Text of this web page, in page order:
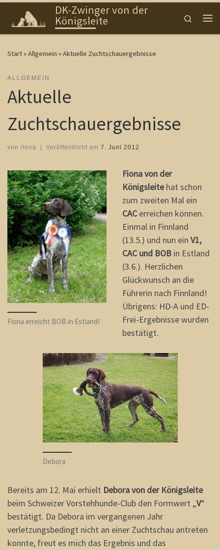
Zum Inhalt springenDK-Zwinger von der
Königsleite
Search
Start»Allgemein »Aktuelle Zuchtschauergebnisse
ALLGEMEIN
Aktuelle
Zuchtschauergebnisse
von ilona Veröffentlicht am 7. Juni 2012
Fiona erreicht BOB in Estland!
Fiona von der
Königsleitehat schon
zum zweiten Mal ein
CACerreichen können.
Einmal in Finnland
(13.5.) und nun ein V1,
CAC und BOBin Estland
(3.6.). Herzlichen
Glückwunsch an die
Führerin nach Finnland!
Übrigens: HD-A und ED-
Frei-Ergebnisse wurden
bestätigt.
Debora
Bereits am 12. Mai erhielt Debora von der Königsleite
beim Schweizer Vorstehhunde-Club den Formwert „V“
bestätigt. Da Debora im vergangenen Jahr
verletzungsbedingt nicht an einer Zuchtschau antreten
konnte, freut es mich das Ergebnis und das